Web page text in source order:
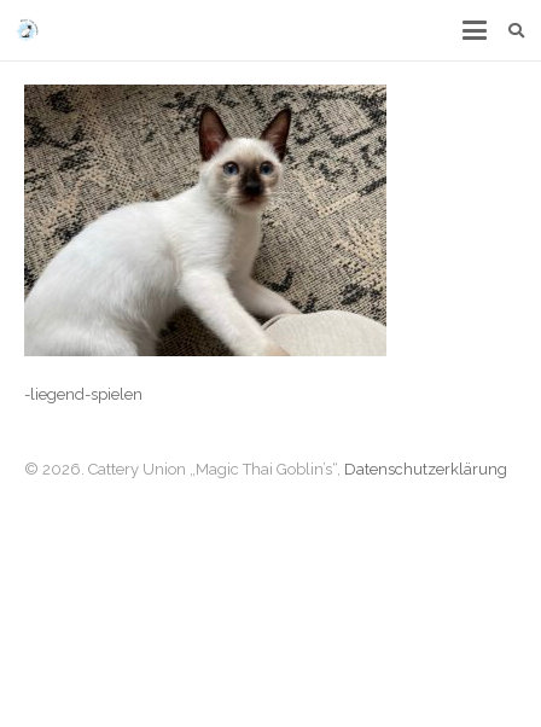
-liegend-spielen
© 2026. Cattery Union „Magic Thai Goblin’s“, Datenschutzerklärung